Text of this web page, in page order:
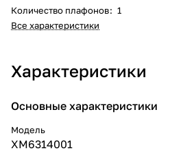
Количество плафонов: 1
Все характеристики
Характеристики
Основные характеристики
Модель
XM6314001